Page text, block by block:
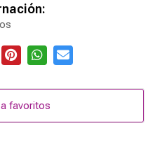
favoritos